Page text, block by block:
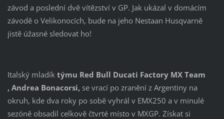
závod a poslední dvě vítězství v GP. Jak ukázal v domácím
závodě o Velikonocích, bude na jeho Nestaan ​​Husqvarně
jistě úžasné sledovat ho!
Italský mladík týmu Red Bull Ducati Factory MX Team
, Andrea Bonacorsi,se vrací po zranění z Argentiny na
okruh, kde dva roky po sobě vyhrál v EMX250 a v minulé
sezóně obsadil celkově čtvrté místo v MXGP. Získat si